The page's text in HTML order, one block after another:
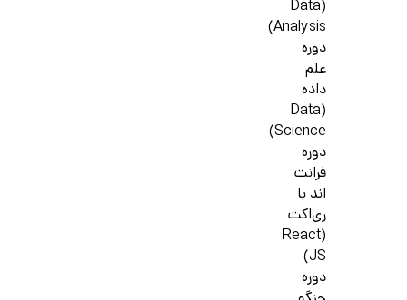
(Data
Analysis)
دوره
علم
داده
(Data
Science)
دوره
فرانت
اند با
ری‌اکت
(React
JS)
دوره